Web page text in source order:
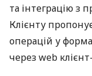
та інтеграцію з
Клієнту
операцій у
через web